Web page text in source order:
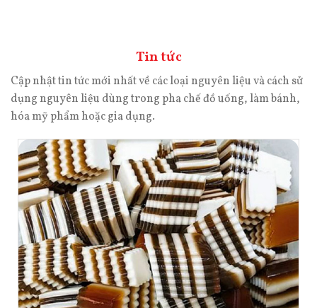
Tin tức
Cập nhật tin tức mới nhất về các loại nguyên liệu và cách sử
dụng nguyên liệu dùng trong pha chế đồ uống, làm bánh,
hóa mỹ phẩm hoặc gia dụng.